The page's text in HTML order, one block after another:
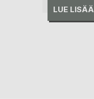
LUE LISÄÄ